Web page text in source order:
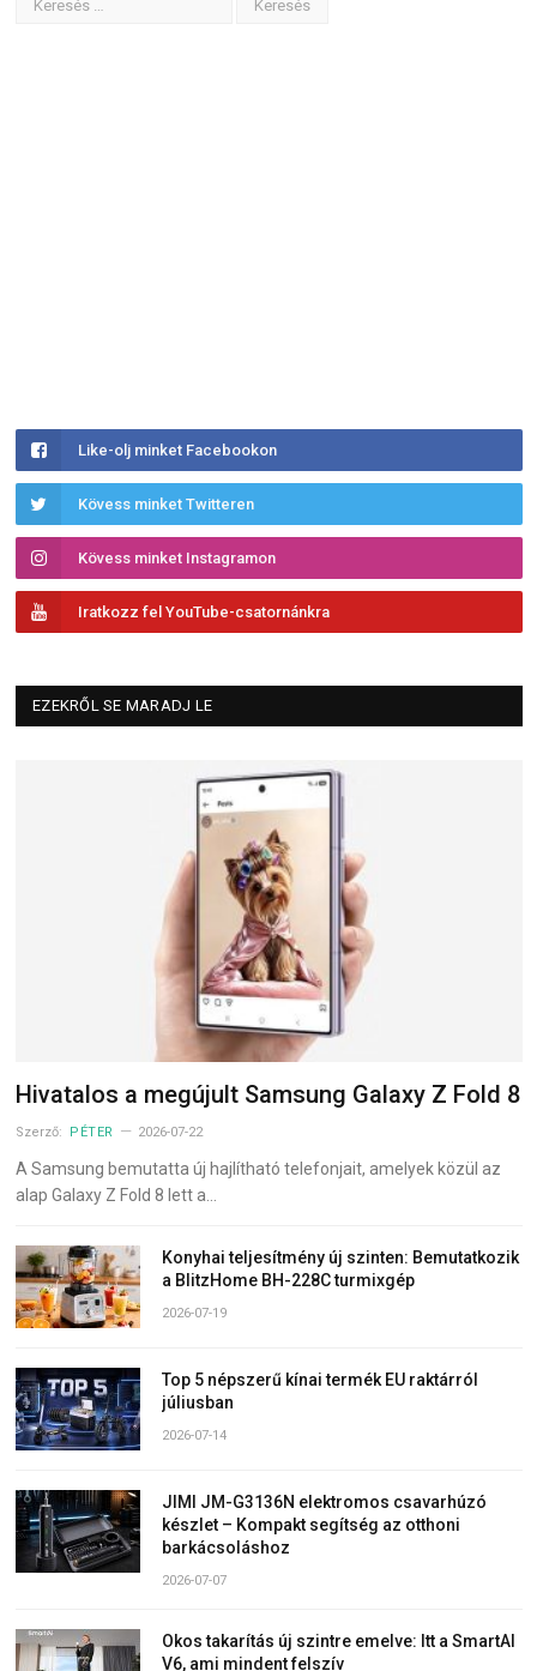
Like-olj minket Facebookon
Kövess minket Twitteren
Kövess minket Instagramon
Iratkozz fel YouTube-csatornánkra
EZEKRŐL SE MARADJ LE
Hivatalos a megújult Samsung Galaxy Z Fold 8
Szerző: PÉTER 2026-07-22
A Samsung bemutatta új hajlítható telefonjait, amelyek közül az
alap Galaxy Z Fold 8 lett a…
Konyhai teljesítmény új szinten: Bemutatkozik
a BlitzHome BH-228C turmixgép
2026-07-19
Top 5 népszerű kínai termék EU raktárról
júliusban
2026-07-14
JIMI JM-G3136N elektromos csavarhúzó
készlet – Kompakt segítség az otthoni
barkácsoláshoz
2026-07-07
Okos takarítás új szintre emelve: Itt a SmartAI
V6, ami mindent felszív